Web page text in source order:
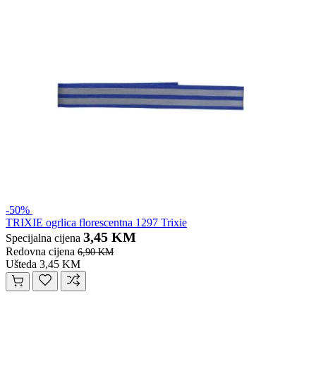
-50%
TRIXIE ogrlica florescentna 1297 Trixie
Specijalna cijena 3,45 KM
Redovna cijena 6,90 KM
Ušteda 3,45 KM